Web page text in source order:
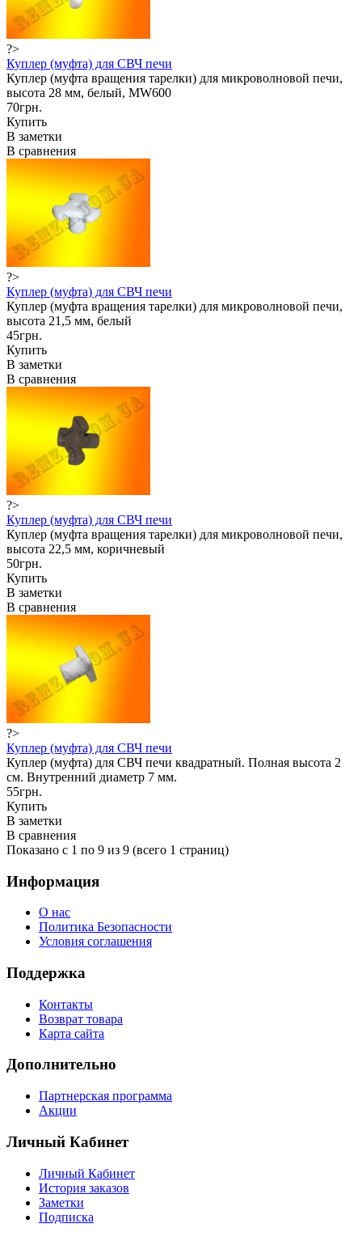
?>
Куплер (муфта) для СВЧ печи
Куплер (муфта вращения тарелки) для микроволновой печи,
высота 28 мм, белый, MW600
70грн.
Купить
В заметки
В сравнения
?>
Куплер (муфта) для СВЧ печи
Куплер (муфта вращения тарелки) для микроволновой печи,
высота 21,5 мм, белый
45грн.
Купить
В заметки
В сравнения
?>
Куплер (муфта) для СВЧ печи
Куплер (муфта вращения тарелки) для микроволновой печи,
высота 22,5 мм, коричневый
50грн.
Купить
В заметки
В сравнения
?>
Куплер (муфта) для СВЧ печи
Куплер (муфта) для СВЧ печи квадратный. Полная высота 2
см. Внутренний диаметр 7 мм.
55грн.
Купить
В заметки
В сравнения
Показано с 1 по 9 из 9 (всего 1 страниц)
Информация
О нас
Политика Безопасности
Условия соглашения
Поддержка
Контакты
Возврат товара
Карта сайта
Дополнительно
Партнерская программа
Акции
Личный Кабинет
Личный Кабинет
История заказов
Заметки
Подписка